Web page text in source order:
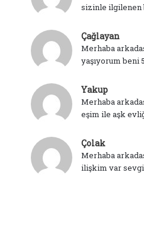
sizinle ilgilenen
Çağlayan
Merhaba
yaşıyorum beni
Yakup
Merhaba
eşim ile aşk
Çolak
Merhaba
ilişkim var